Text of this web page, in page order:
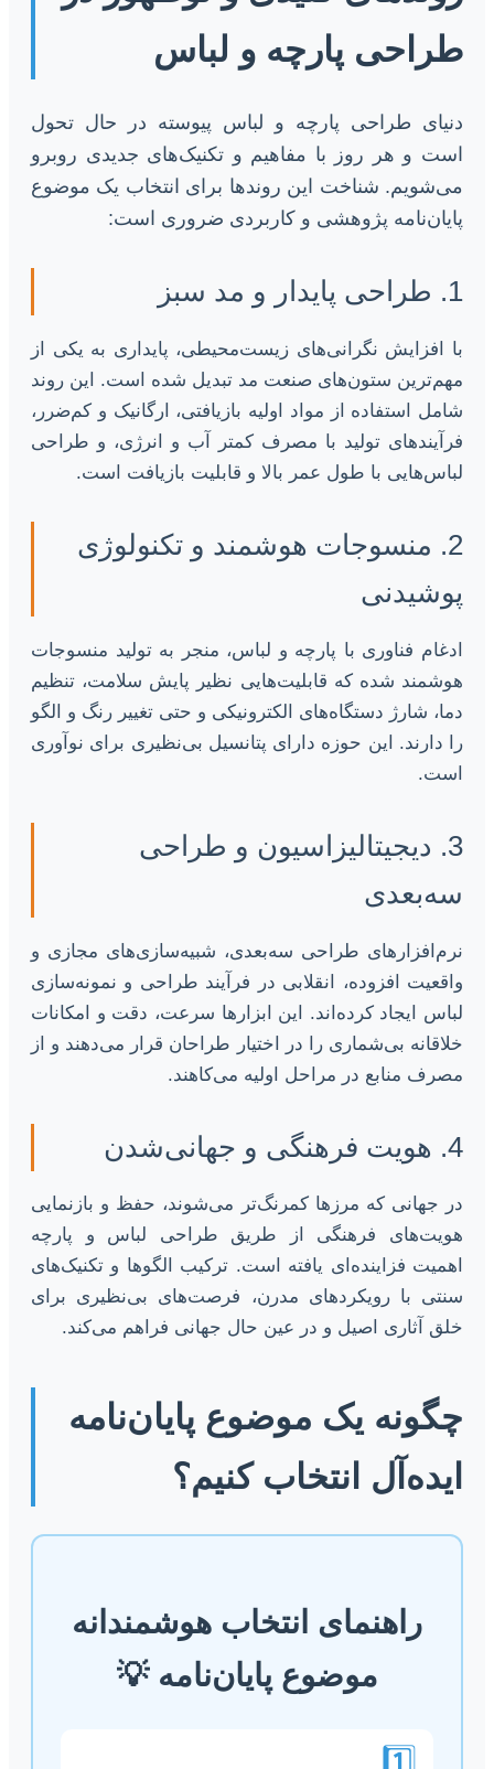
طراحی پارچه و لباس
دنیای طراحی پارچه و لباس پیوسته در حال تحول
است و هر روز با مفاهیم و تکنیک‌های جدیدی روبرو
می‌شویم. شناخت این روندها برای انتخاب یک موضوع
پایان‌نامه پژوهشی و کاربردی ضروری است:
1. طراحی پایدار و مد سبز
با افزایش نگرانی‌های زیست‌محیطی، پایداری به یکی از
مهم‌ترین ستون‌های صنعت مد تبدیل شده است. این روند
شامل استفاده از مواد اولیه بازیافتی، ارگانیک و کم‌ضرر،
فرآیندهای تولید با مصرف کمتر آب و انرژی، و طراحی
لباس‌هایی با طول عمر بالا و قابلیت بازیافت است.
2. منسوجات هوشمند و تکنولوژی
پوشیدنی
ادغام فناوری با پارچه و لباس، منجر به تولید منسوجات
هوشمند شده که قابلیت‌هایی نظیر پایش سلامت، تنظیم
دما، شارژ دستگاه‌های الکترونیکی و حتی تغییر رنگ و الگو
را دارند. این حوزه دارای پتانسیل بی‌نظیری برای نوآوری
است.
3. دیجیتالیزاسیون و طراحی
سه‌بعدی
نرم‌افزارهای طراحی سه‌بعدی، شبیه‌سازی‌های مجازی و
واقعیت افزوده، انقلابی در فرآیند طراحی و نمونه‌سازی
لباس ایجاد کرده‌اند. این ابزارها سرعت، دقت و امکانات
خلاقانه بی‌شماری را در اختیار طراحان قرار می‌دهند و از
مصرف منابع در مراحل اولیه می‌کاهند.
4. هویت فرهنگی و جهانی‌شدن
در جهانی که مرزها کمرنگ‌تر می‌شوند، حفظ و بازنمایی
هویت‌های فرهنگی از طریق طراحی لباس و پارچه
اهمیت فزاینده‌ای یافته است. ترکیب الگوها و تکنیک‌های
سنتی با رویکردهای مدرن، فرصت‌های بی‌نظیری برای
خلق آثاری اصیل و در عین حال جهانی فراهم می‌کند.
چگونه یک موضوع پایان‌نامه
ایده‌آل انتخاب کنیم؟
راهنمای انتخاب هوشمندانه
موضوع پایان‌نامه 💡
1️⃣